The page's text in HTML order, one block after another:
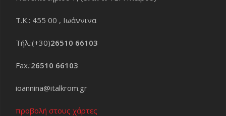
Τ.Κ.: 455 00 , Ιωάννινα
Τήλ.:(+30)26510 66103
Fax.:26510 66103
ioannina@italkrom.gr
προβολή στους χάρτες